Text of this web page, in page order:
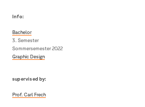
Info:
Bachelor
3. Semester
Sommersemester 2022
Graphic Design
supervised by:
Prof. Carl Frech